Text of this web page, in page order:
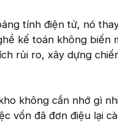
tính điện tử, nó
kế toán không biến
rủi ro, xây dựng
không cần nhớ gì
vốn đã đơn điệu lại